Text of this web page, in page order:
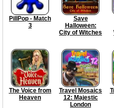
PillPop - Match
3
Save
Halloween:
City of Witches
The Voice from
Heaven
Travel Mosaics
12: Majestic
London